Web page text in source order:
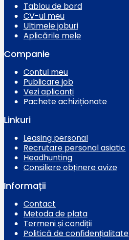
Tablou de bord
CV-ul meu
Ultimele joburi
Aplicările mele
Companie
Contul meu
Publicare job
Vezi aplicanți
Pachete achiziționate
Linkuri
Leasing personal
Recrutare personal asiatic
Headhunting
Consiliere obținere avize
Informații
Contact
Metoda de plata
Termeni și condiții
Politică de confidențialitate